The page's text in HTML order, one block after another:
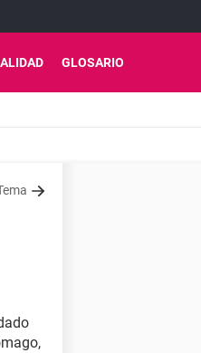
GLOSARIO